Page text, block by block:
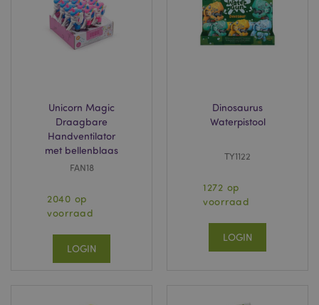
Unicorn Magic
Draagbare
Handventilator
met bellenblaas
FAN18
2040 op
voorraad
LOGIN
Dinosaurus
Waterpistool
TY1122
1272 op
voorraad
LOGIN